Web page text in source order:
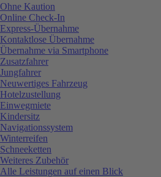
Ohne Kaution
Online Check-In
Express-Übernahme
Kontaktlose Übernahme
Übernahme via Smartphone
Zusatzfahrer
Jungfahrer
Neuwertiges Fahrzeug
Hotelzustellung
Einwegmiete
Kindersitz
Navigationssystem
Winterreifen
Schneeketten
Weiteres Zubehör
Alle Leistungen auf einen Blick